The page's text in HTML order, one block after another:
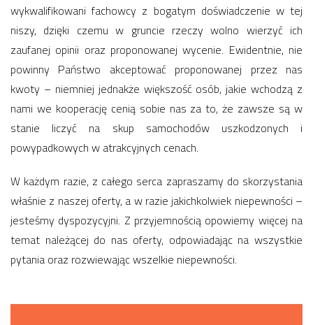
wykwalifikowani fachowcy z bogatym doświadczenie w tej
niszy, dzięki czemu w gruncie rzeczy wolno wierzyć ich
zaufanej opinii oraz proponowanej wycenie. Ewidentnie, nie
powinny Państwo akceptować proponowanej przez nas
kwoty – niemniej jednakże większość osób, jakie wchodzą z
nami we kooperację cenią sobie nas za to, że zawsze są w
stanie liczyć na skup samochodów uszkodzonych i
powypadkowych w atrakcyjnych cenach.
W każdym razie, z całego serca zapraszamy do skorzystania
właśnie z naszej oferty, a w razie jakichkolwiek niepewności –
jesteśmy dyspozycyjni. Z przyjemnością opowiemy więcej na
temat należącej do nas oferty, odpowiadając na wszystkie
pytania oraz rozwiewając wszelkie niepewności.